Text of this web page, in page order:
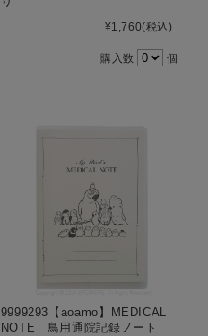
¥1,760(税込)
購入数 個
9999293【aoamo】MEDICAL
NOTE 鳥用通院記録ノート